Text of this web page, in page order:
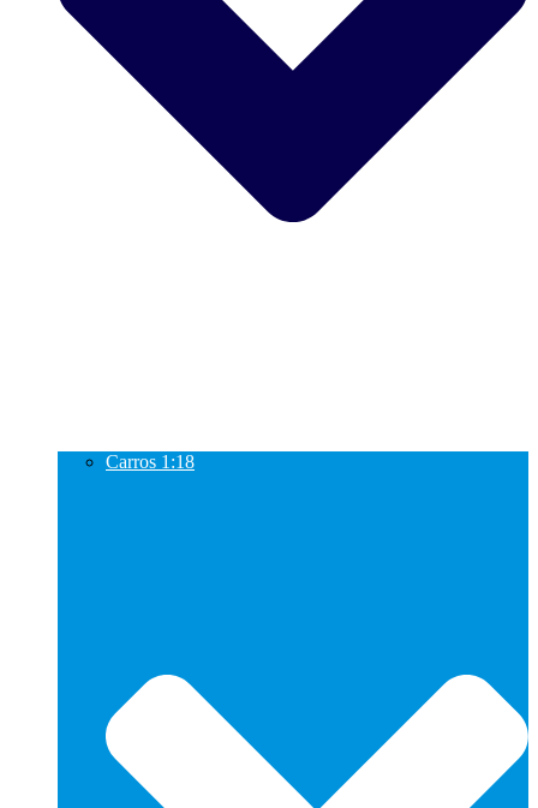
Carros 1:18